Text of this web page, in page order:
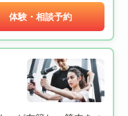
体験・相談予約